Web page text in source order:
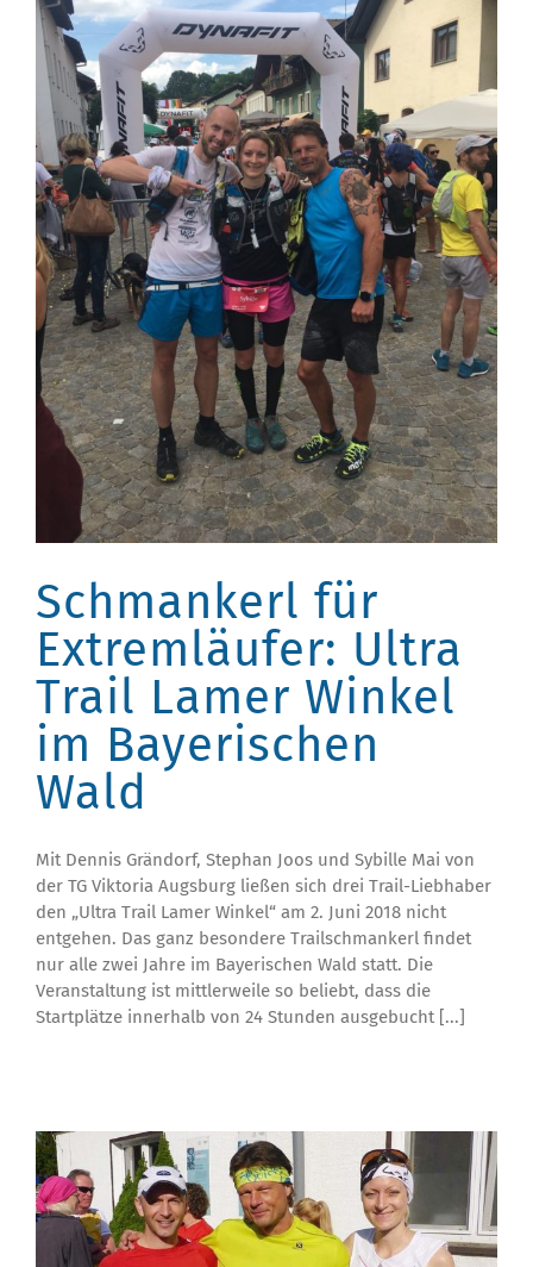
Schmankerl für
Extremläufer: Ultra
Trail Lamer Winkel
im Bayerischen
Wald
Mit Dennis Grändorf, Stephan Joos und Sybille Mai von
der TG Viktoria Augsburg ließen sich drei Trail-Liebhaber
den „Ultra Trail Lamer Winkel“ am 2. Juni 2018 nicht
entgehen. Das ganz besondere Trailschmankerl findet
nur alle zwei Jahre im Bayerischen Wald statt. Die
Veranstaltung ist mittlerweile so beliebt, dass die
Startplätze innerhalb von 24 Stunden ausgebucht [...]